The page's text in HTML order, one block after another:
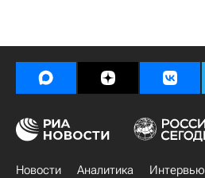
Новости Аналитика Интервью